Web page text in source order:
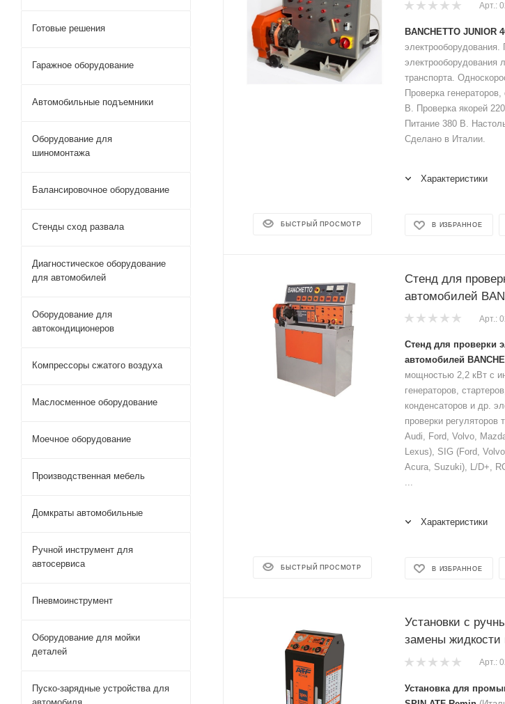
БЫСТРЫЙ ПРОСМОТР
Арт.:
BANCHETTO JUNIOR
электрооборудования
транспорта.
Проверка
В. Проверка якорей
Питание 380 В.
Сделано в Италии.
Характеристики
В ИЗБРАННОЕ
БЫСТРЫЙ ПРОСМОТР
Стенд для
автомобилей
Арт.:
Стенд для проверки
автомобилей
мощностью 2,2 кВт с
генераторов,
конденсаторов и др.
проверки
Audi, Ford, Volvo,
Lexus), SIG (Ford,
Acura, Suzuki), L/D+,
...
Характеристики
В ИЗБРАННОЕ
Установки с
замены
Арт.:
Установка для
Готовые решения
Гаражное оборудование
Автомобильные подъемники
Оборудование для
шиномонтажа
Балансировочное оборудование
Стенды сход развала
Диагностическое оборудование
для автомобилей
Оборудование для
автокондиционеров
Компрессоры сжатого воздуха
Маслосменное оборудование
Моечное оборудование
Производственная мебель
Домкраты автомобильные
Ручной инструмент для
автосервиса
Пневмоинструмент
Оборудование для мойки
деталей
Пуско-зарядные устройства для